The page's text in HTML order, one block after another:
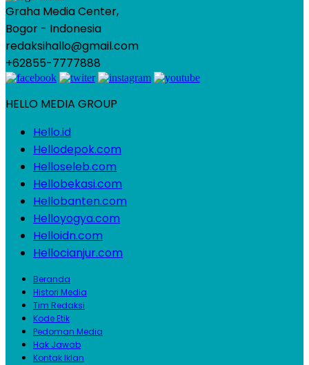
Graha Media Center,
Bogor - Indonesia
redaksihallo@gmail.com
+62855-7777888
HELLO MEDIA GROUP
Hello.id
Hellodepok.com
Helloseleb.com
Hellobekasi.com
Hellobanten.com
Helloyogya.com
Helloidn.com
Hellocianjur.com
Beranda
Histori Media
Tim Redaksi
Kode Etik
Pedoman Media
Hak Jawab
Kontak Iklan